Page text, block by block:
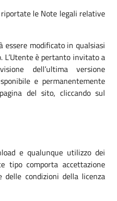
le Note legali relative
essere modificato in qualsiasi
L’Utente è pertanto invitato a
dell’ultima versione
e permanentemente
del sito, cliccando sul
e qualunque utilizzo dei
tipo comporta accettazione
condizioni della licenza